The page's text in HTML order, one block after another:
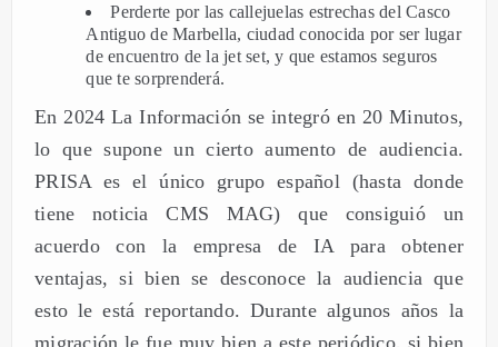
Perderte por las callejuelas estrechas del Casco
Antiguo de Marbella, ciudad conocida por ser lugar
de encuentro de la jet set, y que estamos seguros
que te sorprenderá.
En 2024 La Información se integró en 20 Minutos,
lo que supone un cierto aumento de audiencia.
PRISA es el único grupo español (hasta donde
tiene noticia CMS MAG) que consiguió un
acuerdo con la empresa de IA para obtener
ventajas, si bien se desconoce la audiencia que
esto le está reportando. Durante algunos años la
migración le fue muy bien a este periódico, si bien